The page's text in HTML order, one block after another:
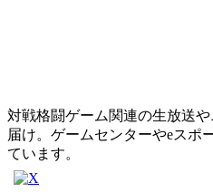
対戦格闘ゲーム関連の生放送
届け。ゲームセンターやeスポ
ています。